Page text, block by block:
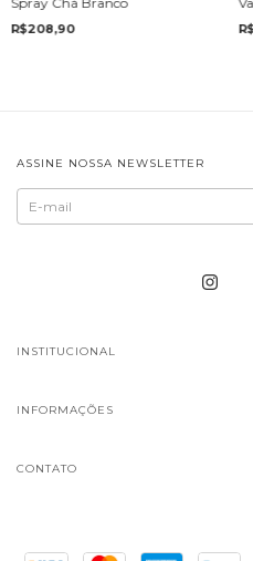
R$208,90
ASSINE NOSSA NEWSLETTER
INSTITUCIONAL
INFORMAÇÕES
CONTATO